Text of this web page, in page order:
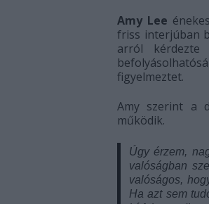
Amy Lee
friss interjúban
arról
figyelmeztet.
Amy szerint a
működik.
Úgy érzem,
valóságban
valóságos,
Ha azt sem